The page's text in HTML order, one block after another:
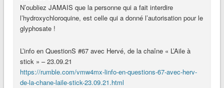
N’oubliez JAMAIS que la personne qui a fait interdire
l’hydroxychloroquine, est celle qui a donné l’autorisation pour le
glyphosate !
L’info en QuestionS #67 avec Hervé, de la chaîne « L’Aile à
stick » – 23.09.21
https://rumble.com/vmw4mx-linfo-en-questions-67-avec-herv-
de-la-chane-laile-stick-23.09.21.html